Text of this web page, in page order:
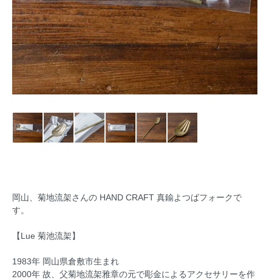
岡山、菊地流架さんの HAND CRAFT 真鍮よつばフォークで
す。
【Lue 菊池流架】
1983年 岡山県倉敷市生まれ
2000年 故、父菊地流架雅章の元で彫金によるアクセサリーを作